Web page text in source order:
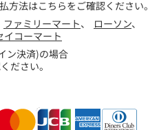
法はこちらをご確認ください。
ファミリーマート、 ローソン、
イコーマート
ン決済)の場合
ださい。